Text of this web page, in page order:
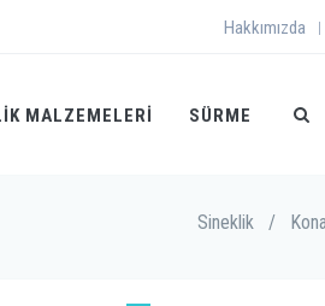
Hakkımızda |
MALZEMELERI SÜRME
Sineklik /